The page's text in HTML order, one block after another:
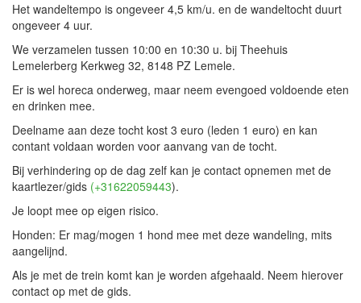
Het wandeltempo is ongeveer 4,5 km/u. en de wandeltocht duurt
ongeveer 4 uur.
We verzamelen tussen 10:00 en 10:30 u. bij Theehuis
Lemelerberg Kerkweg 32, 8148 PZ Lemele.
Er is wel horeca onderweg, maar neem evengoed voldoende eten
en drinken mee.
Deelname aan deze tocht kost 3 euro (leden 1 euro) en kan
contant voldaan worden voor aanvang van de tocht.
Bij verhindering op de dag zelf kan je contact opnemen met de
kaartlezer/gids (+31622059443).
Je loopt mee op eigen risico.
Honden: Er mag/mogen 1 hond mee met deze wandeling, mits
aangelijnd.
Als je met de trein komt kan je worden afgehaald. Neem hierover
contact op met de gids.